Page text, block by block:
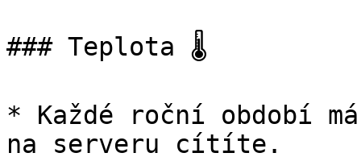
### Teplota 🌡️
* Každé roční období
na serveru cítíte.